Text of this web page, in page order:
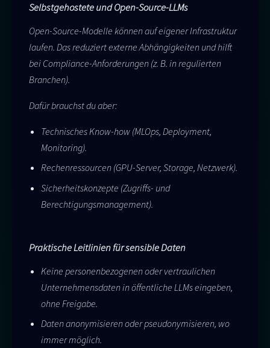
Selbstgehostete und Open-Source-LLMs
Open-Source-Modelle können auf eigener Infrastruktur
laufen. Das reduziert externe Abhängigkeiten und hilft
bei Compliance-Anforderungen (z. B. in regulierten
Branchen).
Dafür brauchst du aber:
Technisches Know-how (MLOps, Deployment,
Monitoring).
Rechenressourcen (GPU-Server, Storage, Netzwerk).
Sicherheitskonzepte (Zugriffs- und
Berechtigungsmanagement).
Praktische Leitlinien für sensible Daten
Keine personenbezogenen oder vertraulichen
Unternehmensdaten in öffentliche LLMs eingeben,
ohne Freigabe.
Daten anonymisieren oder pseudonymisieren, wo
immer möglich.